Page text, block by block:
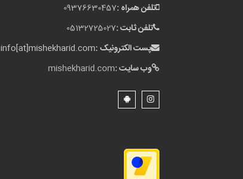
تلفن همراه :09376630457
تلفن ثابت :05132725027
پست الکترونیک :info[at]mishekharid.com
وب سایت :mishekharid.com